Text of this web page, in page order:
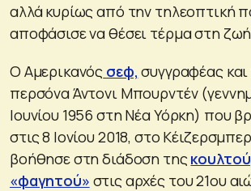
αλλά κυρίως από την τηλεοπτική
αποφάσισε να θέσει τέρμα στη
Ο Αμερικανός σεφ, συγγραφέας
περσόνα Άντονι Μπουρντέν
Ιουνίου 1956 στη Νέα Υόρκη) που
στις 8 Ιονίου 2018, στο
βοήθησε στη διάδοση της
«φαγητού» στις αρχές του 21ου